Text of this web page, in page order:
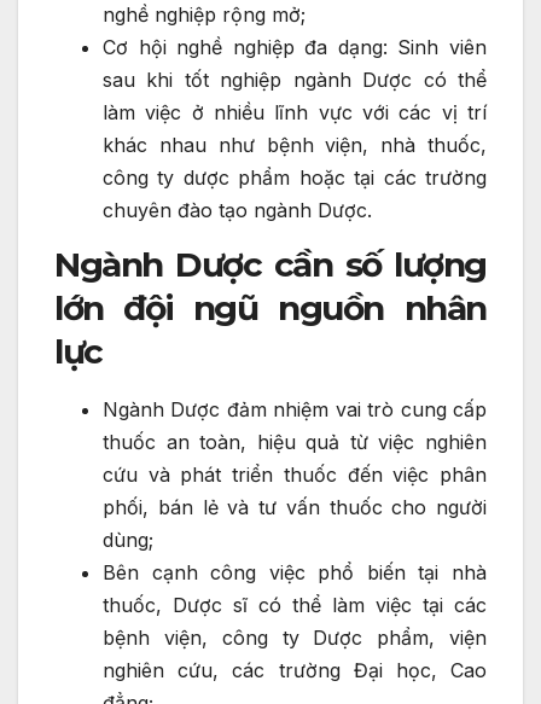
nghề nghiệp rộng mở;
Cơ hội nghề nghiệp đa dạng: Sinh viên
sau khi tốt nghiệp ngành Dược có thể
làm việc ở nhiều lĩnh vực với các vị trí
khác nhau như bệnh viện, nhà thuốc,
công ty dược phẩm hoặc tại các trường
chuyên đào tạo ngành Dược.
Ngành Dược cần số lượng
lớn đội ngũ nguồn nhân
lực
Ngành Dược đảm nhiệm vai trò cung cấp
thuốc an toàn, hiệu quả từ việc nghiên
cứu và phát triển thuốc đến việc phân
phối, bán lẻ và tư vấn thuốc cho người
dùng;
Bên cạnh công việc phổ biến tại nhà
thuốc, Dược sĩ có thể làm việc tại các
bệnh viện, công ty Dược phẩm, viện
nghiên cứu, các trường Đại học, Cao